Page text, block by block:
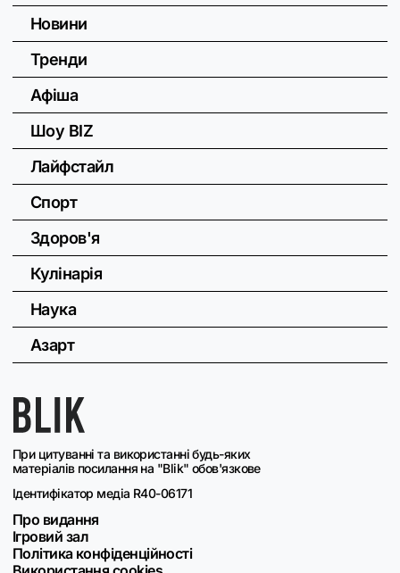
При цитуванні та використанні будь-яких
матеріалів посилання на "Blik" обов'язкове
Ідентифікатор медіа R40-06171
Про видання
Ігровий зал
Політика конфіденційності
Новини
Тренди
Афіша
Шоу BIZ
Лайфстайл
Спорт
Здоров'я
Кулінарія
Наука
Азарт